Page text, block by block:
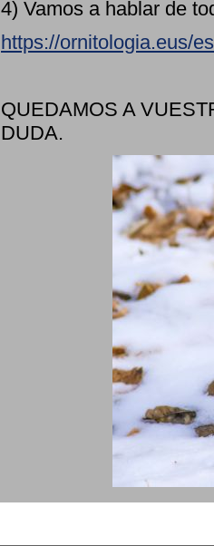
4) Vamos a hablar de
https://ornitologia.eus/
QUEDAMOS A
DUDA.